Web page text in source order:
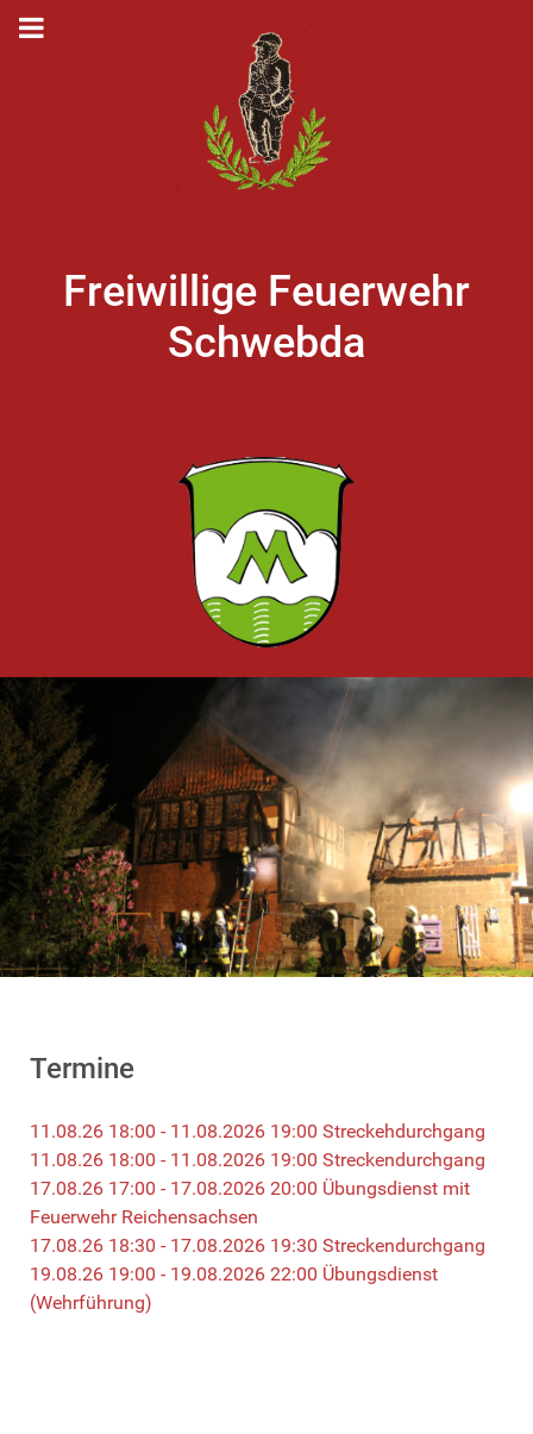
Freiwillige Feuerwehr
Schwebda
Termine
11.08.26 18:00 - 11.08.2026 19:00 Streckehdurchgang
11.08.26 18:00 - 11.08.2026 19:00 Streckendurchgang
17.08.26 17:00 - 17.08.2026 20:00 Übungsdienst mit
Feuerwehr Reichensachsen
17.08.26 18:30 - 17.08.2026 19:30 Streckendurchgang
19.08.26 19:00 - 19.08.2026 22:00 Übungsdienst
(Wehrführung)